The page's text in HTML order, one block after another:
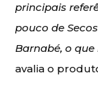
principais
pouco de
Barnabé, o
avalia o